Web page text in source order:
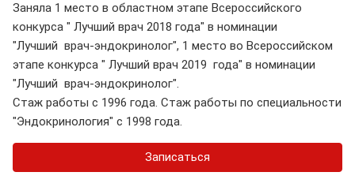
Заняла 1 место в областном этапе Всероссийского
конкурса " Лучший врач 2018 года" в номинации
"Лучший врач-эндокринолог", 1 место во Всероссийском
этапе конкурса " Лучший врач 2019 года" в номинации
"Лучший врач-эндокринолог".
Стаж работы с 1996 года. Стаж работы по специальности
"Эндокринология" с 1998 года.
Записаться